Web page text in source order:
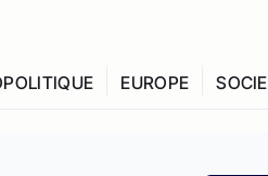
EUROPE